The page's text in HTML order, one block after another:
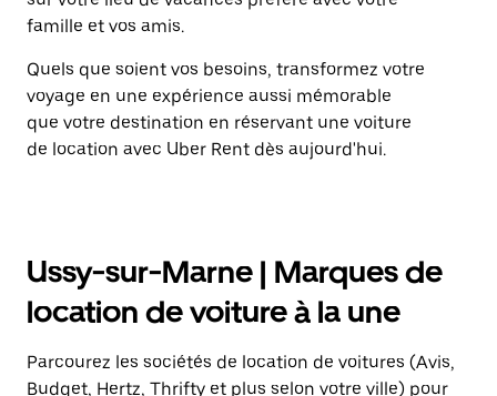
famille et vos amis.
Quels que soient vos besoins, transformez votre
voyage en une expérience aussi mémorable
que votre destination en réservant une voiture
de location avec Uber Rent dès aujourd'hui.
Ussy-sur-Marne | Marques de
location de voiture à la une
Parcourez les sociétés de location de voitures (Avis,
Budget, Hertz, Thrifty et plus selon votre ville) pour